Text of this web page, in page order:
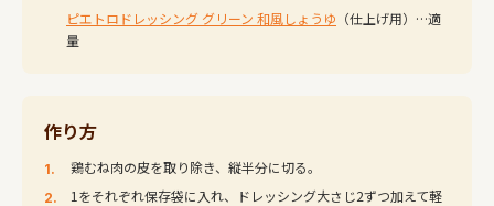
ピエトロドレッシング グリーン 和風しょうゆ （仕上げ用）…適
量
作り方
鶏むね肉の皮を取り除き、縦半分に切る。
1をそれぞれ保存袋に入れ、ドレッシング大さじ2ずつ加えて軽